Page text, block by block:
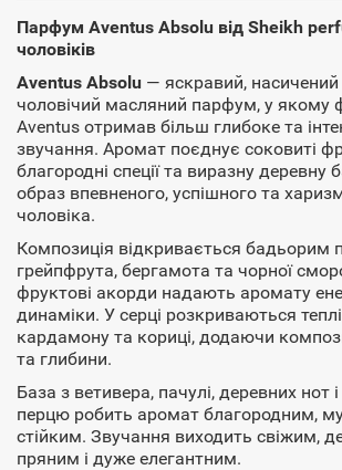
Парфум Aventus Absolu від Sheikh
чоловіків
Aventus Absolu — яскравий, насичений
чоловічий масляний парфум, у якому
Aventus отримав більш глибоке та
звучання. Аромат поєднує соковиті
благородні спеції та виразну деревну
образ впевненого, успішного та
чоловіка.
Композиція відкривається бадьорим
грейпфрута, бергамота та чорної
фруктові акорди надають аромату
динаміки. У серці розкриваються теплі
кардамону та кориці, додаючи
та глибини.
База з ветивера, пачулі, деревних нот
перцю робить аромат благородним,
стійким. Звучання виходить свіжим,
пряним і дуже елегантним.